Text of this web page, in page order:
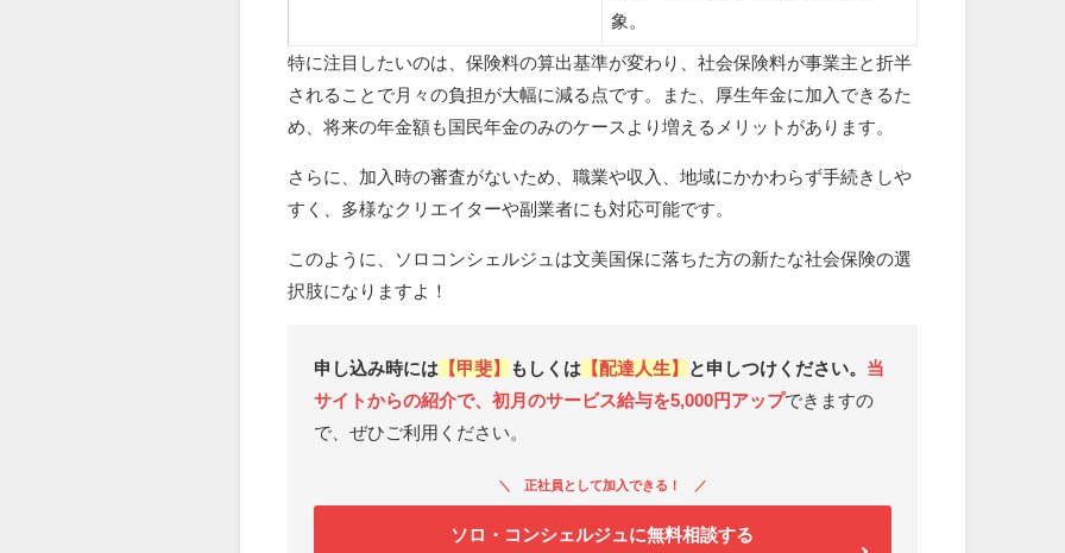
象。
特に注目したいのは、保険料の算出基準が変わり、社会保険料が事業主と折半
されることで月々の負担が大幅に減る点です。また、厚生年金に加入できるた
め、将来の年金額も国民年金のみのケースより増えるメリットがあります。
さらに、加入時の審査がないため、職業や収入、地域にかかわらず手続きしや
すく、多様なクリエイターや副業者にも対応可能です。
このように、ソロコンシェルジュは文美国保に落ちた方の新たな社会保険の選
択肢になりますよ！
申し込み時には 【甲斐】 もしくは 【配達人生】 と申しつけください。 当
サイトからの紹介で、初月のサービス給与を5,000円アップできますの
で、ぜひご利用ください。
正社員として加入できる！
ソロ・コンシェルジュに無料相談する